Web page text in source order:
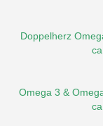
Doppelherz
Omega 3 &